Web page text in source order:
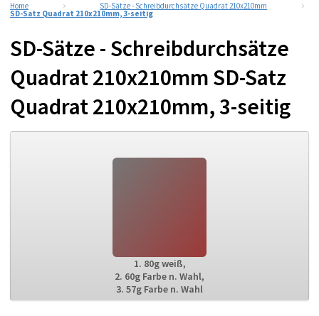
Home SD-Sätze - Schreibdurchsätze Quadrat 210x210mm
SD-Satz Quadrat 210x210mm, 3-seitig
SD-Sätze - Schreibdurchsätze
Quadrat 210x210mm SD-Satz
Quadrat 210x210mm, 3-seitig
1. 80g weiß,
2. 60g Farbe n. Wahl,
3. 57g Farbe n. Wahl